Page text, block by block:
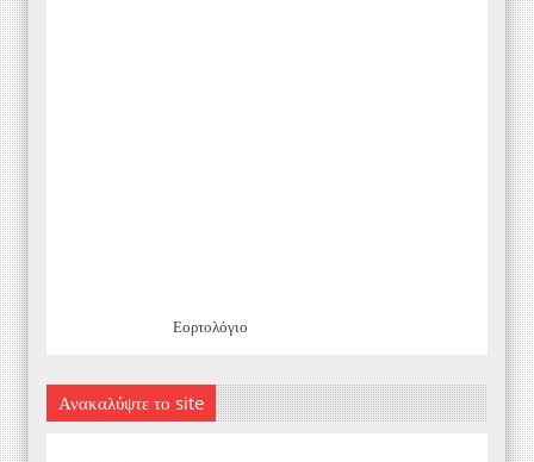
Εορτολόγιο
Ανακαλύψτε το site